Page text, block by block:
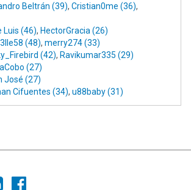
Beltrán (39), Cristian0me (36),
Luis (46), HectorGracia (26)
(48), merry274 (33)
(42), Ravikumar335 (29)
(27)
José (27)
Cifuentes (34), u88baby (31)